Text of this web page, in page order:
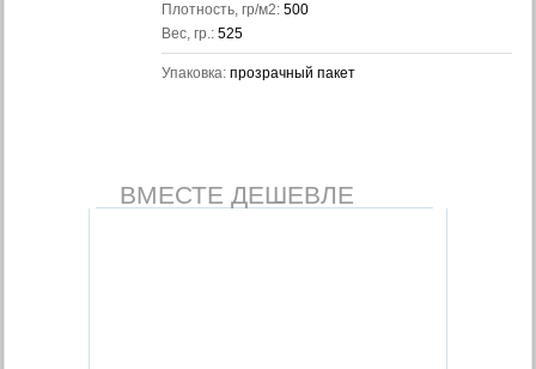
Плотность, гр/м2: 500
Вес, гр.: 525
Упаковка: прозрачный пакет
ВМЕСТЕ ДЕШЕВЛЕ